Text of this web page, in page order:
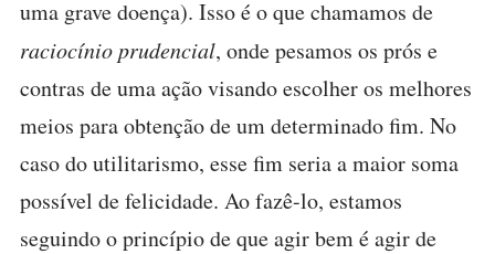
uma grave doença). Isso é o que chamamos de
raciocínio prudencial, onde pesamos os prós e
contras de uma ação visando escolher os melhores
meios para obtenção de um determinado fim. No
caso do utilitarismo, esse fim seria a maior soma
possível de felicidade. Ao fazê-lo, estamos
seguindo o princípio de que agir bem é agir de